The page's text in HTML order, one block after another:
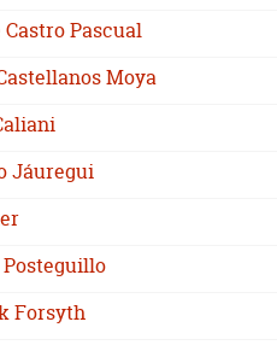
Pascual
Moya
Jáuregui
Forsyth